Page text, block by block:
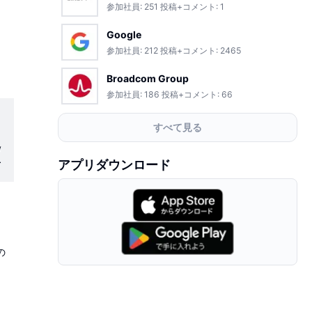
参加社員: 251 投稿+コメント: 1
Google
参加社員: 212 投稿+コメント: 2465
Broadcom Group
参加社員: 186 投稿+コメント: 66
すべて見る
アプリダウンロード